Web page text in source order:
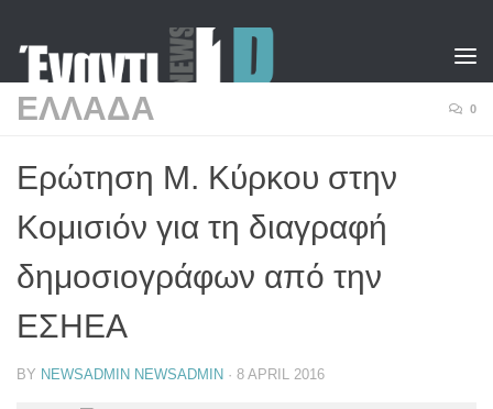
ΕΛΛΑΔΑ 0
Ερώτηση Μ. Κύρκου στην
Κομισιόν για τη διαγραφή
δημοσιογράφων από την
ΕΣΗΕΑ
BY NEWSADMIN NEWSADMIN · 8 APRIL 2016